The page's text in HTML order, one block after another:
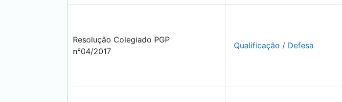
Resolução Colegiado PGP
n°04/2017
Qualificação / Defesa